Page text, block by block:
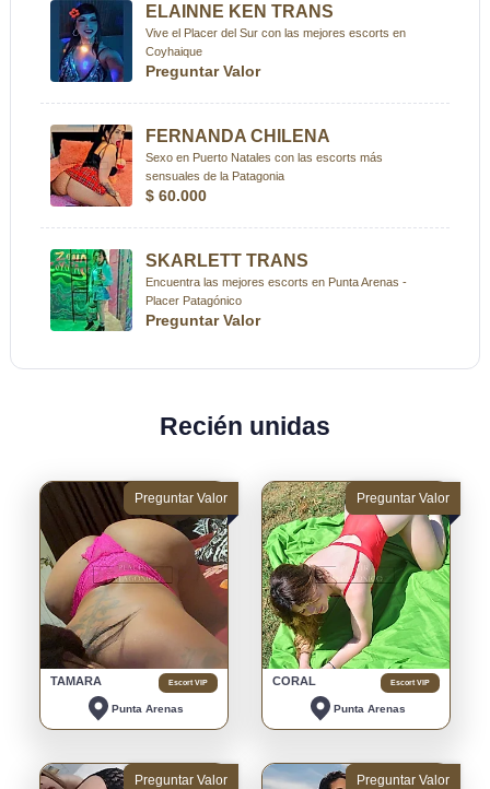
ELAINNE KEN TRANS
Vive el Placer del Sur con las mejores escorts en
Coyhaique
Preguntar Valor
FERNANDA CHILENA
Sexo en Puerto Natales con las escorts más
sensuales de la Patagonia
$ 60.000
SKARLETT TRANS
Encuentra las mejores escorts en Punta Arenas -
Placer Patagónico
Preguntar Valor
Recién unidas
Preguntar Valor
TAMARA Escort VIP
Punta Arenas
Preguntar Valor
CORAL Escort VIP
Punta Arenas
Preguntar Valor Preguntar Valor